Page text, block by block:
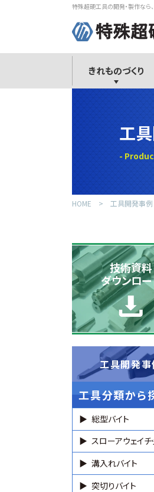
特殊超硬工具の開発・製作なら、
きれものづくり
工
HOME 工具開発事例
技術資料
ダウンロー
工具開発
工具分類から
総型バイト
スローアウェイチ
溝入れバイト
突切りバイト